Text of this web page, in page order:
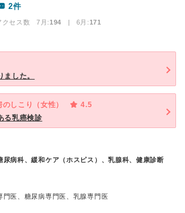
2件
クセス数 7月:194 | 6月:171
した。
のしこり（女性）
4.5
る乳癌検診
尿病科、緩和ケア（ホスピス）、乳腺科、健康診断
門医、糖尿病専門医、乳腺専門医